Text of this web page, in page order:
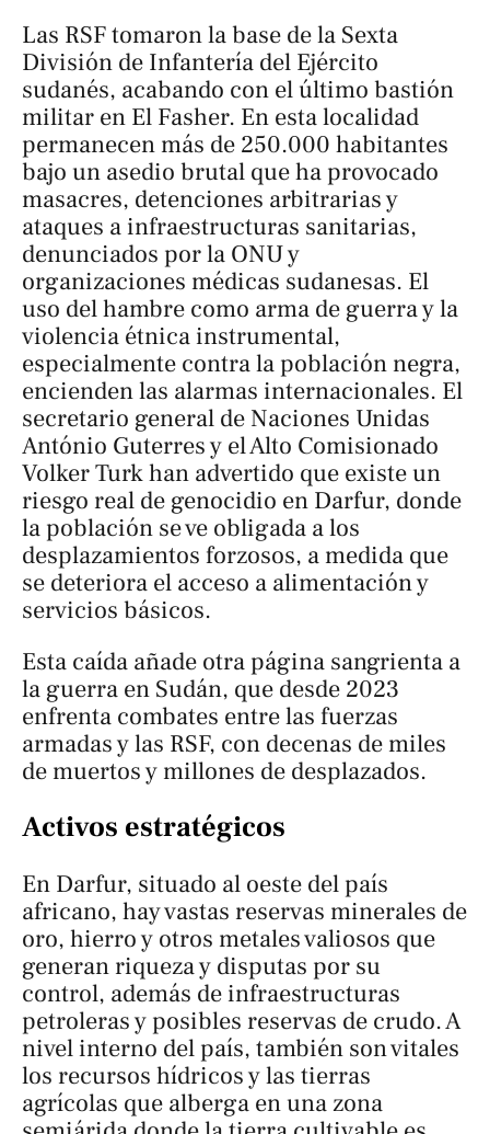
Las RSF tomaron la base de la Sexta
División de Infantería del Ejército
sudanés, acabando con el último bastión
militar en El Fasher. En esta localidad
permanecen más de 250.000 habitantes
bajo un asedio brutal que ha provocado
masacres, detenciones arbitrarias y
ataques a infraestructuras sanitarias,
denunciados por la ONU y
organizaciones médicas sudanesas. El
uso del hambre como arma de guerra y la
violencia étnica instrumental,
especialmente contra la población negra,
encienden las alarmas internacionales. El
secretario general de Naciones Unidas
António Guterres y el Alto Comisionado
Volker Turk han advertido que existe un
riesgo real de genocidio en Darfur, donde
la población se ve obligada a los
desplazamientos forzosos, a medida que
se deteriora el acceso a alimentación y
servicios básicos.
Esta caída añade otra página sangrienta a
la guerra en Sudán, que desde 2023
enfrenta combates entre las fuerzas
armadas y las RSF, con decenas de miles
de muertos y millones de desplazados.
Activos estratégicos
En Darfur, situado al oeste del país
africano, hay vastas reservas minerales de
oro, hierro y otros metales valiosos que
generan riqueza y disputas por su
control, además de infraestructuras
petroleras y posibles reservas de crudo. A
nivel interno del país, también son vitales
los recursos hídricos y las tierras
agrícolas que alberga en una zona